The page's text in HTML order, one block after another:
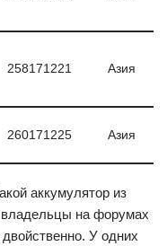
258171221 Азия
260171225 Азия
аккумулятор из
на форумах
У одних